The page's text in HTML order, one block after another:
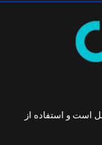
است و استفاده از